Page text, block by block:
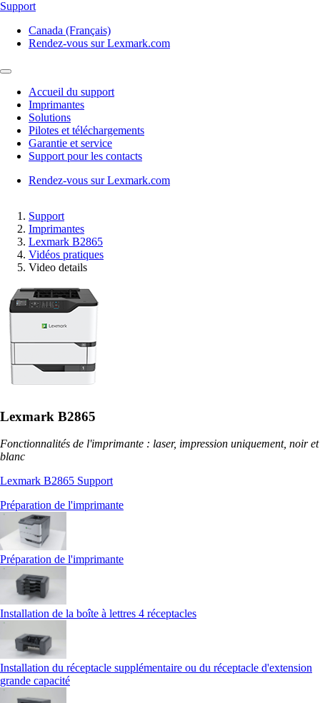
Support
Canada (Français)
Rendez-vous sur Lexmark.com
Accueil du support
Imprimantes
Solutions
Pilotes et téléchargements
Garantie et service
Support pour les contacts
Rendez-vous sur Lexmark.com
Support
Imprimantes
Lexmark B2865
Vidéos pratiques
Video details
Lexmark B2865
Fonctionnalités de l'imprimante : laser, impression uniquement, noir et
blanc
Lexmark B2865 Support
Préparation de l'imprimante
Préparation de l'imprimante
Installation de la boîte à lettres 4 réceptacles
Installation du réceptacle supplémentaire ou du réceptacle d'extension
grande capacité